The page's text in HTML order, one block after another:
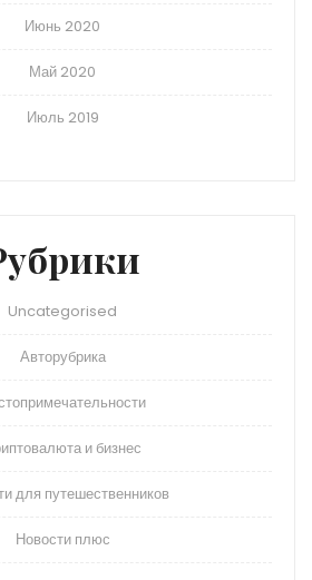
Июнь 2020
Май 2020
Июль 2019
Uncategorised
Авторубрика
и бизнес
для путешественников
Новости плюс